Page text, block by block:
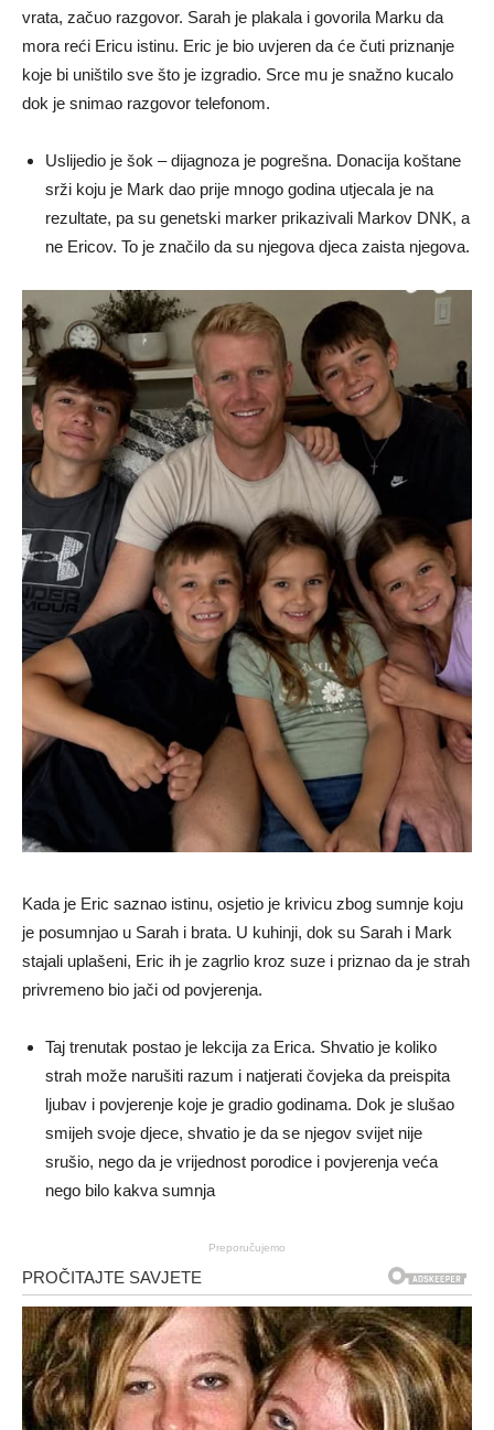
vrata, začuo razgovor. Sarah je plakala i govorila Marku da
mora reći Ericu istinu. Eric je bio uvjeren da će čuti priznanje
koje bi uništilo sve što je izgradio. Srce mu je snažno kucalo
dok je snimao razgovor telefonom.
Uslijedio je šok – dijagnoza je pogrešna. Donacija koštane
srži koju je Mark dao prije mnogo godina utjecala je na
rezultate, pa su genetski marker prikazivali Markov DNK, a
ne Ericov. To je značilo da su njegova djeca zaista njegova.
Kada je Eric saznao istinu, osjetio je krivicu zbog sumnje koju
je posumnjao u Sarah i brata. U kuhinji, dok su Sarah i Mark
stajali uplašeni, Eric ih je zagrlio kroz suze i priznao da je strah
privremeno bio jači od povjerenja.
Taj trenutak postao je lekcija za Erica. Shvatio je koliko
strah može narušiti razum i natjerati čovjeka da preispita
ljubav i povjerenje koje je gradio godinama. Dok je slušao
smijeh svoje djece, shvatio je da se njegov svijet nije
srušio, nego da je vrijednost porodice i povjerenja veća
nego bilo kakva sumnja
Preporučujemo